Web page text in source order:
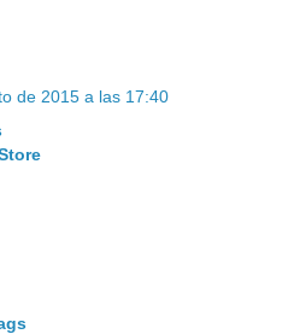
de 2015 a las 17:40